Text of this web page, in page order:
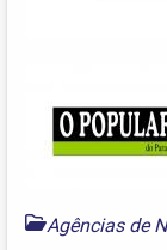
Agências de